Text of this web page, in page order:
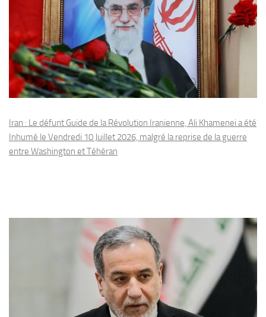
Iran : Le défunt Guide de la Révolution Iranienne, Ali Khamenei a été
Inhumé le Vendredi 10 Juillet 2026, malgré la reprise de la guerre
entre Washington et Téhéran